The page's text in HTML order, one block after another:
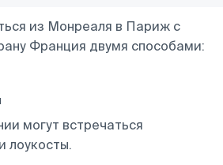
из Монреаля в Париж с
Франция двумя способами:
могут встречаться
лоукосты.